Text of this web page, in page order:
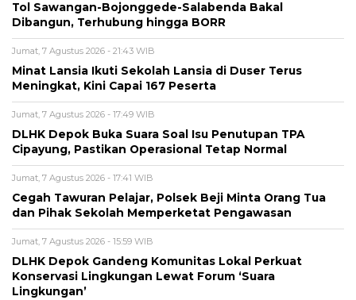
Tol Sawangan-Bojonggede-Salabenda Bakal
Dibangun, Terhubung hingga BORR
Jumat, 7 Agustus 2026 - 21:43 WIB
Minat Lansia Ikuti Sekolah Lansia di Duser Terus
Meningkat, Kini Capai 167 Peserta
Jumat, 7 Agustus 2026 - 17:49 WIB
DLHK Depok Buka Suara Soal Isu Penutupan TPA
Cipayung, Pastikan Operasional Tetap Normal
Jumat, 7 Agustus 2026 - 17:41 WIB
Cegah Tawuran Pelajar, Polsek Beji Minta Orang Tua
dan Pihak Sekolah Memperketat Pengawasan
Jumat, 7 Agustus 2026 - 15:59 WIB
DLHK Depok Gandeng Komunitas Lokal Perkuat
Konservasi Lingkungan Lewat Forum ‘Suara
Lingkungan’